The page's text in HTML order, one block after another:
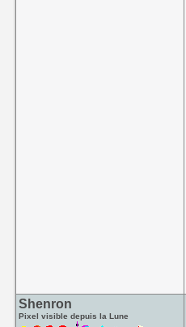
Shenron
Pixel visible depuis la Lune